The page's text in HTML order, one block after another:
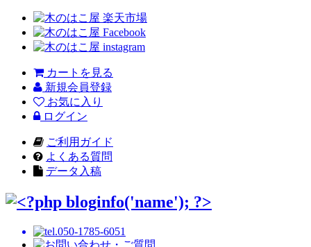
カートを見る
新規会員登録
お気に入り
ログイン
ご利用ガイド
よくある質問
データ入稿